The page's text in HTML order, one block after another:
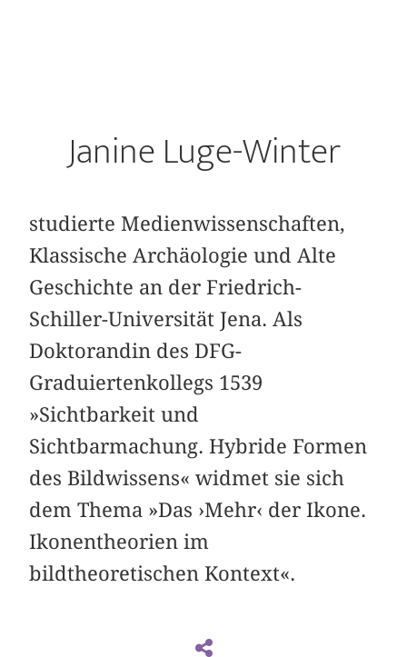
Janine Luge-Winter
studierte Medienwissenschaften,
Klassische Archäologie und Alte
Geschichte an der Friedrich-
Schiller-Universität Jena. Als
Doktorandin des DFG-
Graduiertenkollegs 1539
»Sichtbarkeit und
Sichtbarmachung. Hybride Formen
des Bildwissens« widmet sie sich
dem Thema »Das ›Mehr‹ der Ikone.
Ikonentheorien im
bildtheoretischen Kontext«.